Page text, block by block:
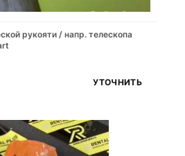
рукояти / напр. телескопа
УТОЧНИТЬ